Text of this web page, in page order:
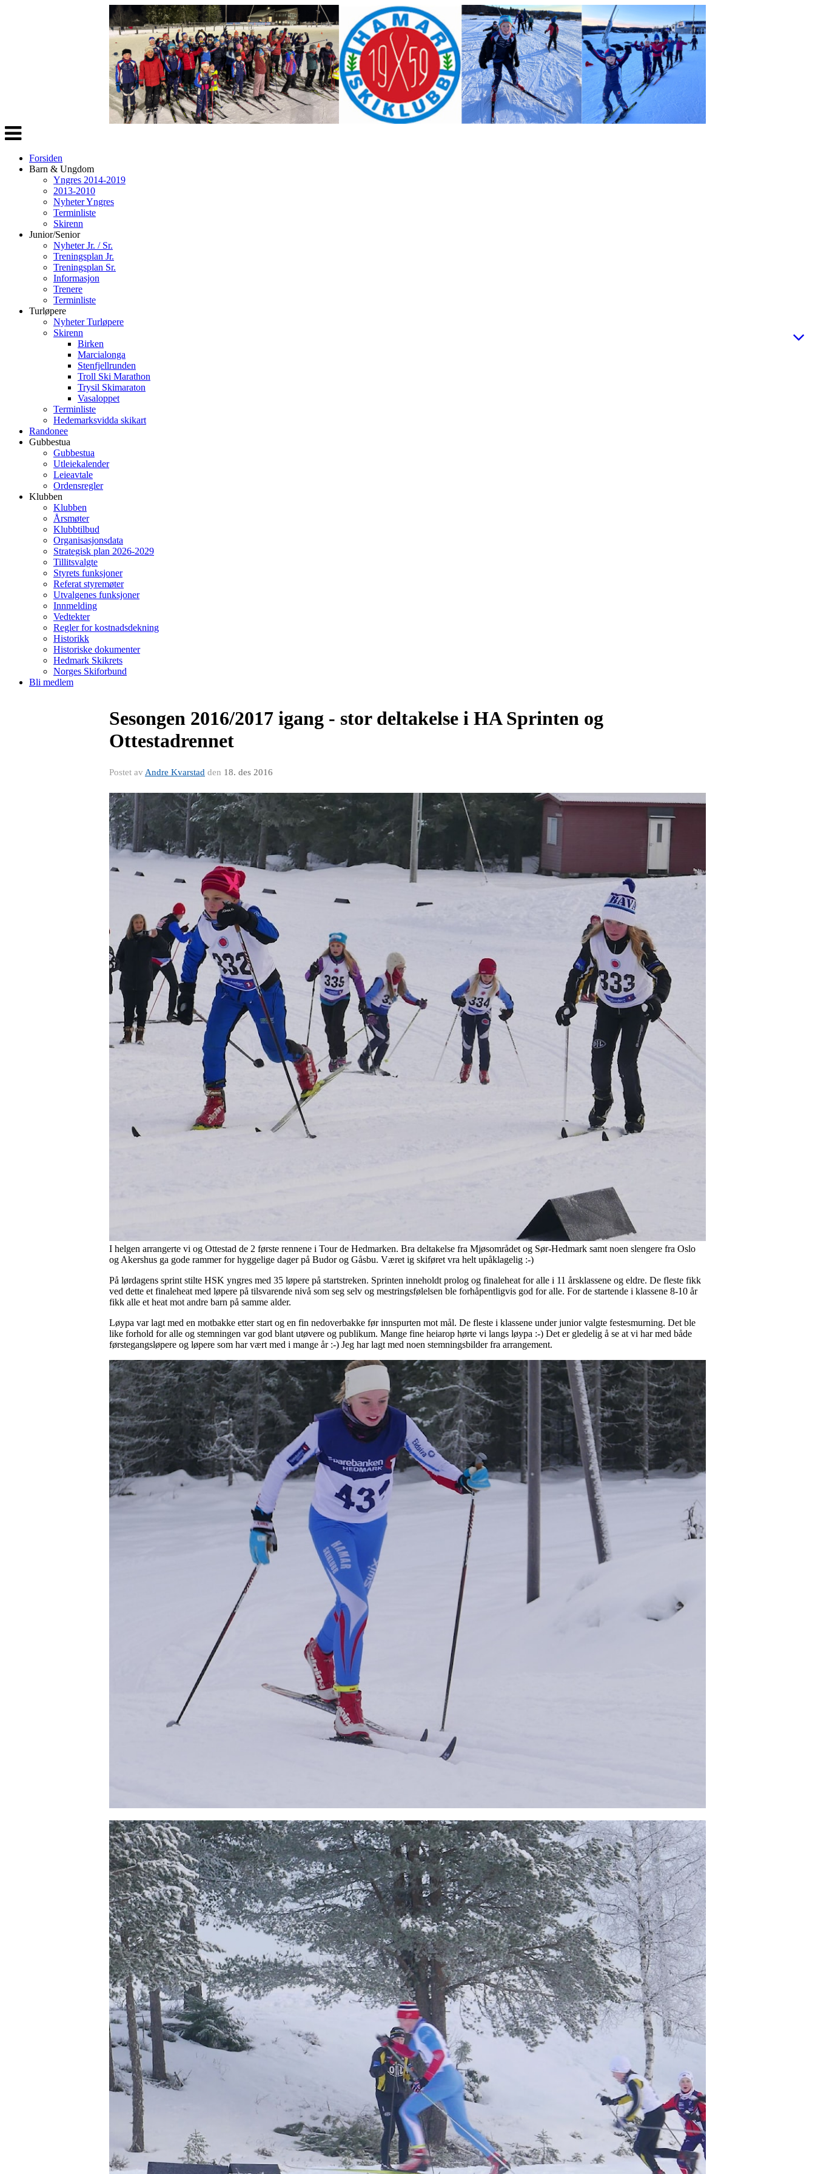
Veksle
navigasjon
Forsiden
Barn & Ungdom
Yngres 2014-2019
2013-2010
Nyheter Yngres
Terminliste
Skirenn
Junior/Senior
Nyheter Jr. / Sr.
Treningsplan Jr.
Treningsplan Sr.
Informasjon
Trenere
Terminliste
Turløpere
Nyheter Turløpere
Skirenn
Birken
Marcialonga
Stenfjellrunden
Troll Ski Marathon
Trysil Skimaraton
Vasaloppet
Terminliste
Hedemarksvidda skikart
Randonee
Gubbestua
Gubbestua
Utleiekalender
Leieavtale
Ordensregler
Klubben
Klubben
Årsmøter
Klubbtilbud
Organisasjonsdata
Strategisk plan 2026-2029
Tillitsvalgte
Styrets funksjoner
Referat styremøter
Utvalgenes funksjoner
Innmelding
Vedtekter
Regler for kostnadsdekning
Historikk
Historiske dokumenter
Hedmark Skikrets
Norges Skiforbund
Bli medlem
Sesongen 2016/2017 igang - stor deltakelse i HA Sprinten og
Ottestadrennet
Postet av Andre Kvarstad den 18. des 2016
I helgen arrangerte vi og Ottestad de 2 første rennene i Tour de Hedmarken. Bra deltakelse fra Mjøsområdet og Sør-Hedmark samt noen slengere fra Oslo
og Akershus ga gode rammer for hyggelige dager på Budor og Gåsbu. Været ig skiføret vra helt upåklagelig :-)
På lørdagens sprint stilte HSK yngres med 35 løpere på startstreken. Sprinten inneholdt prolog og finaleheat for alle i 11 årsklassene og eldre. De fleste fikk
ved dette et finaleheat med løpere på tilsvarende nivå som seg selv og mestringsfølelsen ble forhåpentligvis god for alle. For de startende i klassene 8-10 år
fikk alle et heat mot andre barn på samme alder.
Løypa var lagt med en motbakke etter start og en fin nedoverbakke før innspurten mot mål. De fleste i klassene under junior valgte festesmurning. Det ble
like forhold for alle og stemningen var god blant utøvere og publikum. Mange fine heiarop hørte vi langs løypa :-) Det er gledelig å se at vi har med både
førstegangsløpere og løpere som har vært med i mange år :-) Jeg har lagt med noen stemningsbilder fra arrangement.